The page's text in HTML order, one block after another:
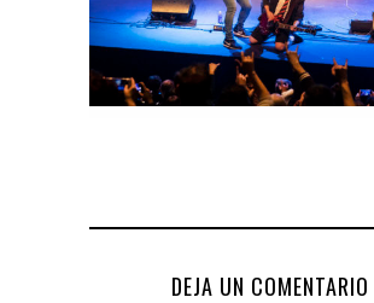
DEJA UN COMENTARIO